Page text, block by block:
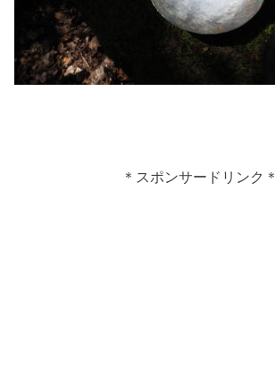
＊スポンサードリンク＊